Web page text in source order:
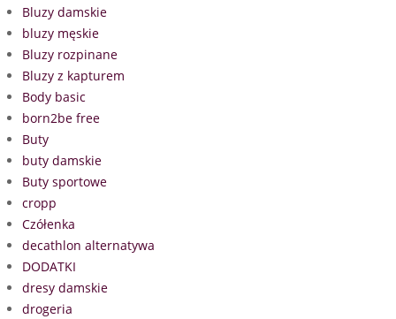
Bluzy damskie
bluzy męskie
Bluzy rozpinane
Bluzy z kapturem
Body basic
born2be free
Buty
buty damskie
Buty sportowe
cropp
Czółenka
decathlon alternatywa
DODATKI
dresy damskie
drogeria